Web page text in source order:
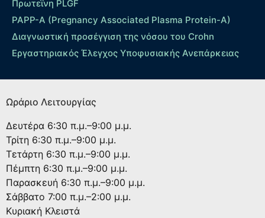
Πρωτεΐνη PLGF
PAPP-A (Pregnancy Associated Plasma Protein-A)
Διαγνωστική προσέγγιση της νόσου του Crohn
Εργαστηριακός Έλεγχος Υποφυσιακής Ανεπάρκειας
Ωράριο Λειτουργίας
Δευτέρα 6:30 π.μ.–9:00 μ.μ.
Τρίτη 6:30 π.μ.–9:00 μ.μ.
Τετάρτη 6:30 π.μ.–9:00 μ.μ.
Πέμπτη 6:30 π.μ.–9:00 μ.μ.
Παρασκευή 6:30 π.μ.–9:00 μ.μ.
Σάββατο 7:00 π.μ.–2:00 μ.μ.
Κυριακή Κλειστά